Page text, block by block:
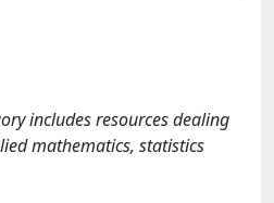
includes resources dealing
mathematics, statistics